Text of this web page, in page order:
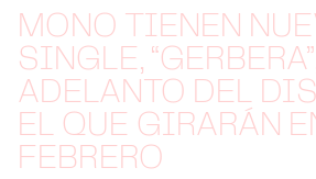
MONO TIENEN
SINGLE,
ADELANTO DEL
EL QUE GIRARÁN
FEBRERO